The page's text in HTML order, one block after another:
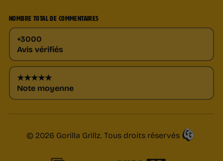
NOMBRE TOTAL DE COMMENTAIRES
+3000
Avis vérifiés
★★★★★
Note moyenne
© 2026 Gorilla Grillz. Tous droits réservés